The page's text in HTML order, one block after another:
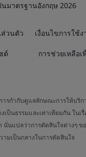
มาตรฐานอังกฤษ 2026
วนตัว เงื่อนไขการใช้ง
ต์ การช่วยเหลือเ
ารกำกับดูแลลักษณะการให้บริก
เป็นธรรมและเท่าเทียมกัน ใน
นั่นแปลว่าการตัดสินใจต่างๆ ข
มเป็นกลางในการตัดสินใจ